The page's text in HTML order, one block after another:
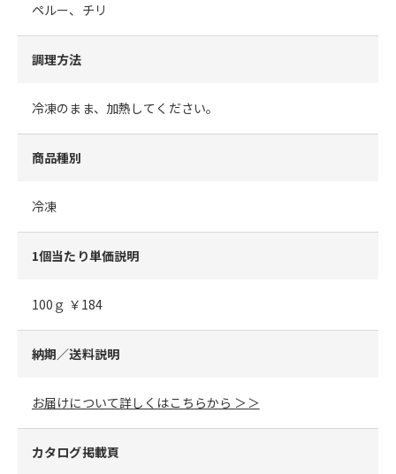
ペルー、チリ
調理方法
冷凍のまま、加熱してください。
商品種別
冷凍
1個当たり単価説明
100ｇ ￥184
納期／送料説明
お届けについて詳しくはこちらから ＞＞
カタログ掲載頁